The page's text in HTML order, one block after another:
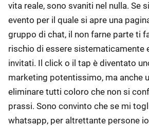
vita reale, sono svaniti nel nulla. Se
evento per il quale si apre una
gruppo di chat, il non farne parte ti
rischio di essere sistematicamente
invitati. Il click o il tap è diventato
marketing potentissimo, ma anche
eliminare tutti coloro che non si
prassi. Sono convinto che se mi
whatsapp, per altrettante persone